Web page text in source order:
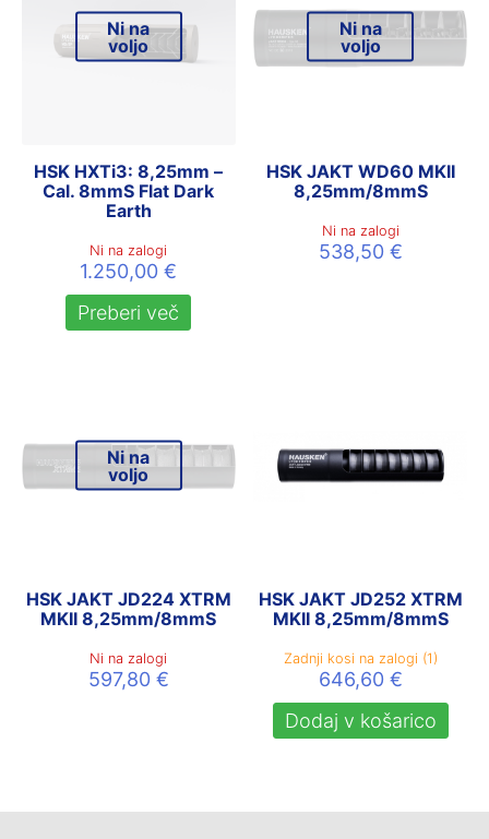
Ni na
voljo
HSK HXTi3: 8,25mm –
Cal. 8mmS Flat Dark
Earth
Ni na zalogi
1.250,00€
Preberi več
Ni na
voljo
HSK JAKT WD60 MKII
8,25mm/8mmS
Ni na zalogi
538,50 €
Ni na
voljo
HSK JAKT JD224 XTRM
MKII 8,25mm/8mmS
Ni na zalogi
597,80 €
HSK JAKT JD252 XTRM
MKII 8,25mm/8mmS
Zadnji kosi na zalogi (1)
646,60 €
Dodaj v košarico